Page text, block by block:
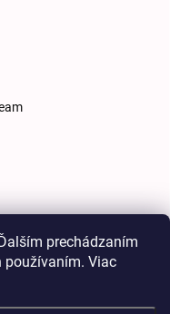
prechádzaním
používaním. Viac